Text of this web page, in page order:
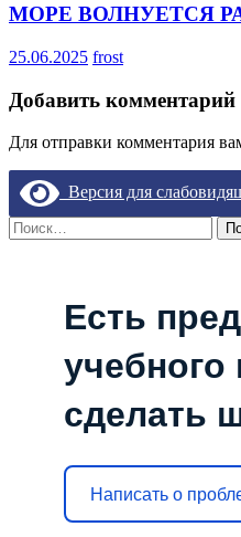
МОРЕ ВОЛНУЕТСЯ
25.06.2025 frost
Добавить комментарий
Для отправки комментария
Версия для
Найти:
Есть
учебного
сделать
Написать о